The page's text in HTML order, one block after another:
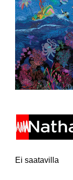
Ei saatavilla